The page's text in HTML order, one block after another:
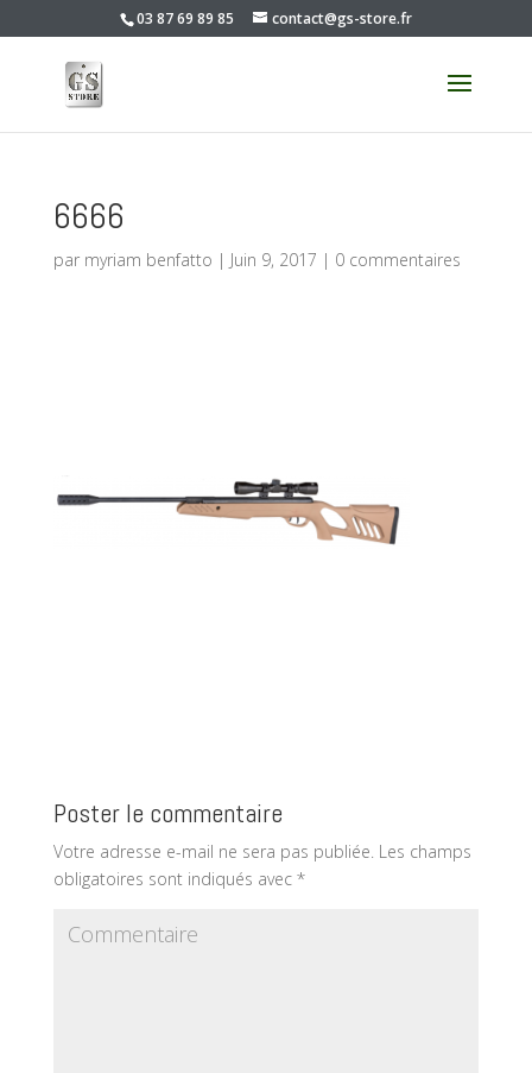
03 87 69 89 85 contact@gs-store.fr
6666
par myriam benfatto | Juin 9, 2017 | 0 commentaires
Poster le commentaire
Votre adresse e-mail ne sera pas publiée. Les champs
obligatoires sont indiqués avec *